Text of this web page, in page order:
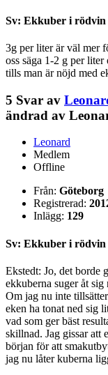
Sv: Ekkuber i rödvin
3g per liter är väl mer
oss säga 1-2 g per
tills man är nöjd med
5 Svar av
ändrad av
Leonard
Medlem
Offline
Från: Göteborg
Registrerad:
Inlägg: 129
Sv: Ekkuber i rödvin
Ekstedt: Jo, det borde
ekkuberna suger åt
Om jag nu inte
eken ha tonat ned sig
vad som ger bäst
skillnad. Jag gissar att
början för att
jag nu låter kuberna